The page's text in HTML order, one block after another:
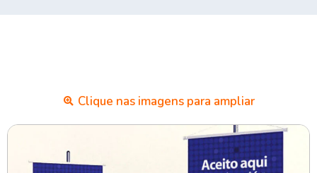
Clique nas imagens para ampliar​